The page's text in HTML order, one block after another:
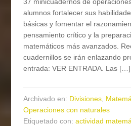
37 minicuadernos de
alumnos fortalecer sus
básicas y fomentar el
pensamiento crítico y la
matemáticos más avanzados.
cuadernillos se irán enlazando
entrada: VER ENTRADA. Las […]
Archivado en: Divisiones,
Operaciones con naturales
Etiquetado con:actividad